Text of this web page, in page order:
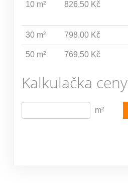
10 m² 826,50 Kč
30 m² 798,00 Kč
50 m² 769,50 Kč
Kalkulačka ceny
m²